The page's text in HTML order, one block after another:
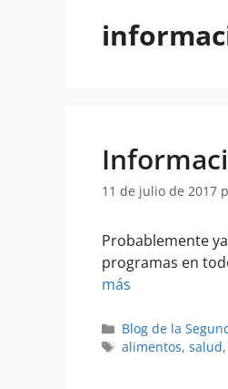
11 de julio de 2017
Probablemente
programas en
más
Blog de la
alimentos, salud,